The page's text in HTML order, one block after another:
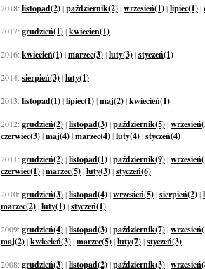
2018:listopad(2)|październik(2)|wrzesień(1)|lipiec(1)|
2017:grudzień(1)|kwiecień(1)
2016:kwiecień(1)|marzec(3)|luty(3)|styczeń(1)
2014:sierpień(3)|luty(1)
2013:listopad(1)|lipiec(1)|maj(2)|kwiecień(1)
2012:grudzień(2)|listopad(3)|październik(5)|
czerwiec(3)|maj(4)|marzec(4)|luty(4)|styczeń(4)
2011:grudzień(2)|listopad(1)|październik(9)|
czerwiec(1)|marzec(5)|luty(3)|styczeń(6)
2010:grudzień(3)|listopad(4)|wrzesień(5)|sierpień(2)|
marzec(2)|luty(1)|styczeń(1)
2009:grudzień(4)|listopad(3)|październik(7)|
maj(2)|kwiecień(3)|marzec(5)|luty(7)|styczeń(3)
2008:grudzień(3)|listopad(2)|październik(3)|